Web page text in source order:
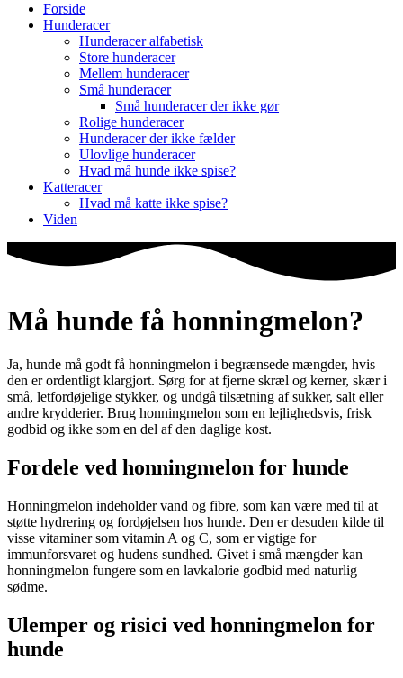
Forside
Hunderacer
Hunderacer alfabetisk
Store hunderacer
Mellem hunderacer
Små hunderacer
Små hunderacer der ikke gør
Rolige hunderacer
Hunderacer der ikke fælder
Ulovlige hunderacer
Hvad må hunde ikke spise?
Katteracer
Hvad må katte ikke spise?
Viden
Må hunde få honningmelon?
Ja, hunde må godt få honningmelon i begrænsede mængder, hvis
den er ordentligt klargjort. Sørg for at fjerne skræl og kerner, skær i
små, letfordøjelige stykker, og undgå tilsætning af sukker, salt eller
andre krydderier. Brug honningmelon som en lejlighedsvis, frisk
godbid og ikke som en del af den daglige kost.
Fordele ved honningmelon for hunde
Honningmelon indeholder vand og fibre, som kan være med til at
støtte hydrering og fordøjelsen hos hunde. Den er desuden kilde til
visse vitaminer som vitamin A og C, som er vigtige for
immunforsvaret og hudens sundhed. Givet i små mængder kan
honningmelon fungere som en lavkalorie godbid med naturlig
sødme.
Ulemper og risici ved honningmelon for
hunde